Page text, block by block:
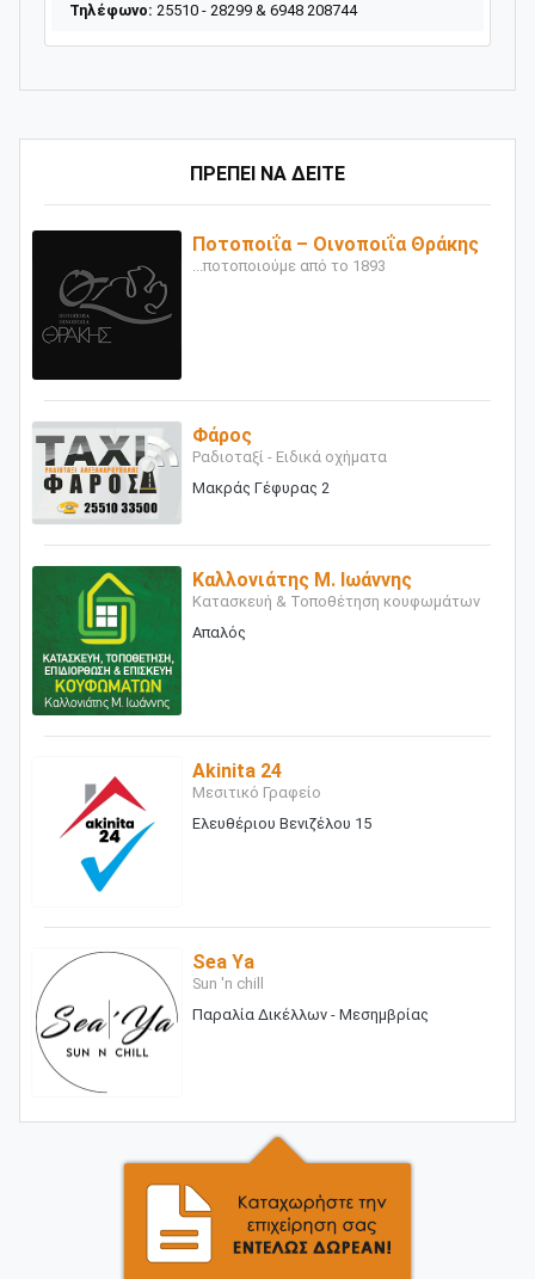
ΠΡΕΠΕΙ ΝΑ ΔΕΙΤΕ
Ποτοποιΐα – Οινοποιΐα Θράκης
...ποτοποιούμε από το 1893
Φάρος
Ραδιοταξί - Ειδικά οχήματα
Μακράς Γέφυρας 2
Καλλονιάτης Μ. Ιωάννης
Κατασκευή & Τοποθέτηση κουφωμάτων
Απαλός
Akinita 24
Μεσιτικό Γραφείο
Ελευθέριου Βενιζέλου 15
Sea Ya
Sun 'n chill
Παραλία Δικέλλων - Μεσημβρίας
Τηλέφωνο: 25510 - 28299 & 6948 208744